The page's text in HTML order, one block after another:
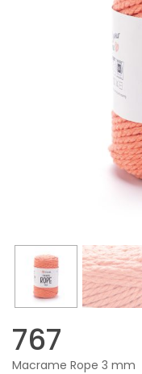
767
Macrame Rope 3 mm